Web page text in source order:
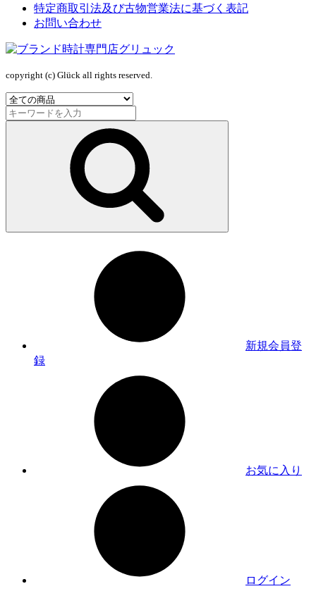
特定商取引法及び古物営業法に基づく表記
お問い合わせ
copyright (c) Glück all rights reserved.
新規会員登
録
お気に入り
ログイン